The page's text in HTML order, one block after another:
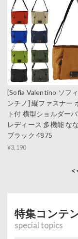
[Sofia Valentino ソフ
ンチノ] 縦ファスナー
ト付 横型ショルダー
レディース 多機能 な
ブラック 4875
¥3,190
特集コンテ
special topics